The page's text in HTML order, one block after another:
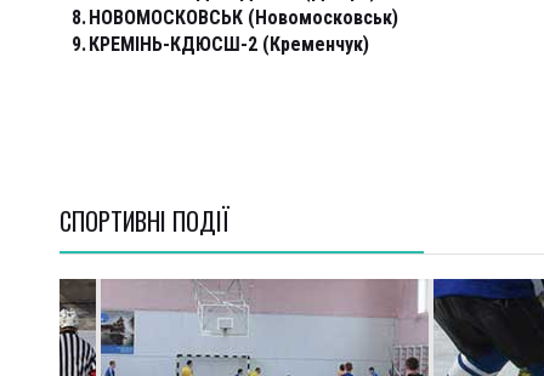
8. НОВОМОСКОВСЬК (Новомосковськ)
9. КРЕМІНЬ-КДЮСШ-2 (Кременчук)
СПОРТИВНI ПОДІЇ